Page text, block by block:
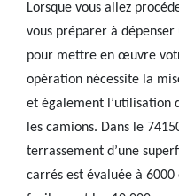
Lorsque vous allez
vous préparer à dépenser
pour mettre en œuvre
opération nécessite la
et également l’utilisation
les camions. Dans le
terrassement d’une
carrés est évaluée à